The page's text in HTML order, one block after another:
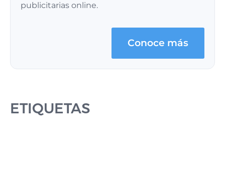
publicitarias online.
Conoce más
ETIQUETAS